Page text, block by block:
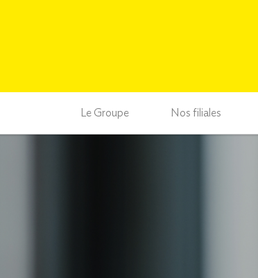
Le Groupe Nos filiales